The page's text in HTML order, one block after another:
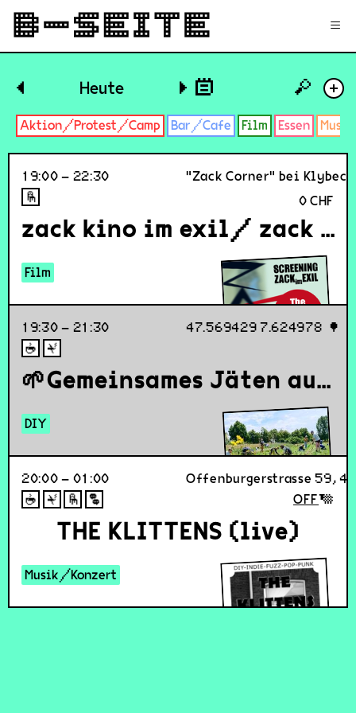
≡
◀ Heute ▶ +
🔎
Aktion/Protest/Camp Bar/Cafe Film Essen
19:00 – 22:30
"Zack Corner" bei
0 CHF
zack kino im exil/ zack cinema in exile
Film
19:30 – 21:30 47.569429 7.624978
🌱Gemeinsames Jäten auf dem Plankton-Feld
DIY
20:00 – 01:00
Offenburgerstrasse 59,
OFF
THE KLITTENS (live)
Musik/Konzert